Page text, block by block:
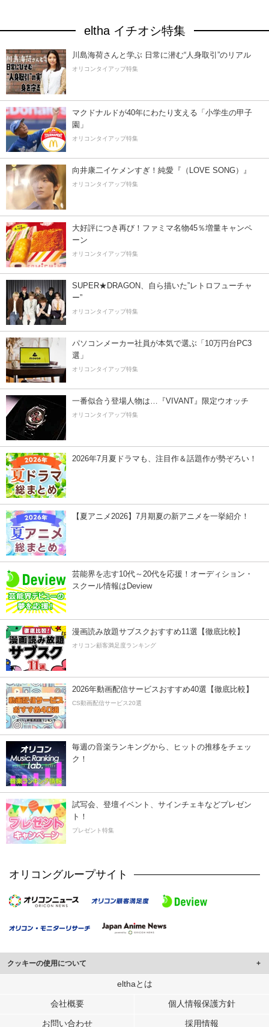
eltha イチオシ特集
川島海荷さんと学ぶ 日常に潜む“人身取引”のリアル
オリコンタイアップ特集
マクドナルドが40年にわたり支える「小学生の甲子
園」
オリコンタイアップ特集
向井康二イケメンすぎ！純愛『（LOVE SONG）』
オリコンタイアップ特集
大好評につき再び！ファミマ名物45％増量キャンペ
ーン
オリコンタイアップ特集
SUPER★DRAGON、自ら描いた”レトロフューチャ
ー”
オリコンタイアップ特集
パソコンメーカー社員が本気で選ぶ「10万円台PC3
選」
オリコンタイアップ特集
一番似合う登場人物は…『VIVANT』限定ウオッチ
オリコンタイアップ特集
2026年7月夏ドラマも、注目作＆話題作が勢ぞろい！
【夏アニメ2026】7月期夏の新アニメを一挙紹介！
芸能界を志す10代～20代を応援！オーディション・
スクール情報はDeview
漫画読み放題サブスクおすすめ11選【徹底比較】
オリコン顧客満足度ランキング
2026年動画配信サービスおすすめ40選【徹底比較】
CS動画配信サービス20選
毎週の音楽ランキングから、ヒットの推移をチェッ
ク！
試写会、登壇イベント、サインチェキなどプレゼン
ト！
プレゼント特集
オリコングループサイト
クッキーの使用について
このサイトでは Cookie を使用して、ユーザーに合わせたコンテンツや広告の
行っています。
メディアや広告配信、データ解析の各パートナーに提供しています。
elthaとは
会社概要 個人情報保護方針
お問い合わせ 採用情報